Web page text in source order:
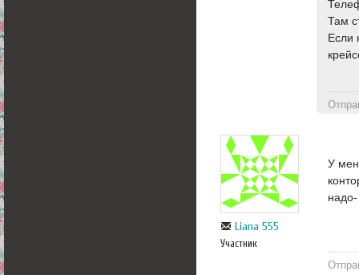
Там
Если
Liana 555
Участник
У